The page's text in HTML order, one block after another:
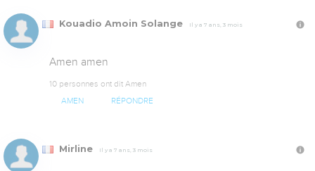
Kouadio Amoin Solange Il y a 7 ans, 3 mois
Amen amen
10 personnes ont dit Amen
AMEN RÉPONDRE
Mirline Il y a 7 ans, 3 mois